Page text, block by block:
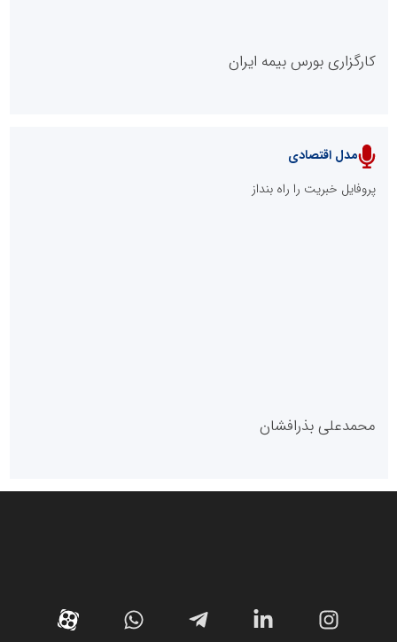
پایگاه خبری نهضت ملی مسکن
پایگاه خبری گفتمان یزد
کارگزاری بورس بیمه ایران
مدل اقتصادی
پروفایل خبریت را راه بنداز
محمدعلی بذرافشان